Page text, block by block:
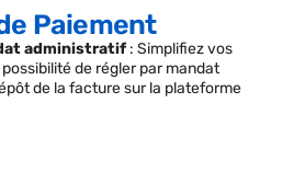
Paiement
administratif: Simplifiez vos
de régler par mandat
de la facture sur la plateforme